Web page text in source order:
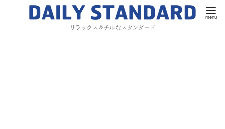
リラックス＆チルなスタンダード